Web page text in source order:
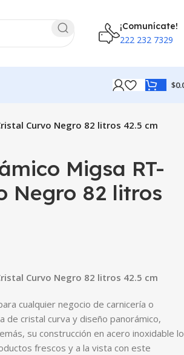
¡Comunícate!
222 232 7329
$
Curvo Negro 82 litros 42.5 cm
Migsa RT-
Negro 82 litros
Curvo Negro 82 litros 42.5 cm
cualquier negocio de carnicería o
de cristal curva y diseño panorámico,
su construcción en acero inoxidable lo
frescos y a la vista con este